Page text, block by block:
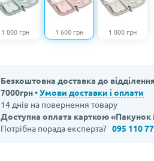
1 800 грн 1 600 грн 1 800 грн
Безкоштовна доставка до
7000грн •Умови доставки і оплати
14 днів на повернення товару
Доступна оплата карткою
Потрібна порада експерта?095 110